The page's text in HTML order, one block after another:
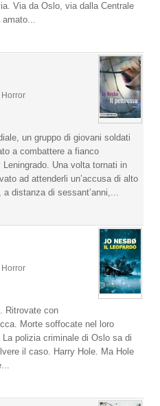
Via da Oslo, via dalla Centrale
amato...
Horror
un gruppo di giovani soldati
a combattere a fianco
Una volta tornati in
ad attenderli un’accusa di alto
distanza di sessant’anni,...
Horror
Ritrovate con
Morte soffocate nel loro
polizia criminale di Oslo sa di
il caso. Harry Hole. Ma Hole